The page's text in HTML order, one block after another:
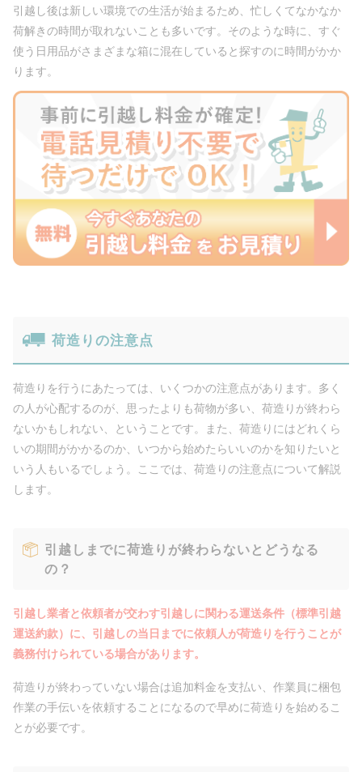
引越し後は新しい環境での生活が始まるため、忙しくてなかなか
荷解きの時間が取れないことも多いです。そのような時に、すぐ
使う日用品がさまざまな箱に混在していると探すのに時間がかか
ります。
荷造りの注意点
荷造りを行うにあたっては、いくつかの注意点があります。多く
の人が心配するのが、思ったよりも荷物が多い、荷造りが終わら
ないかもしれない、ということです。また、荷造りにはどれくら
いの期間がかかるのか、いつから始めたらいいのかを知りたいと
いう人もいるでしょう。ここでは、荷造りの注意点について解説
します。
引越しまでに荷造りが終わらないとどうなる
の？
引越し業者と依頼者が交わす引越しに関わる運送条件（標準引越
運送約款）に、引越しの当日までに依頼人が荷造りを行うことが
義務付けられている場合があります。
荷造りが終わっていない場合は追加料金を支払い、作業員に梱包
作業の手伝いを依頼することになるので早めに荷造りを始めるこ
とが必要です。